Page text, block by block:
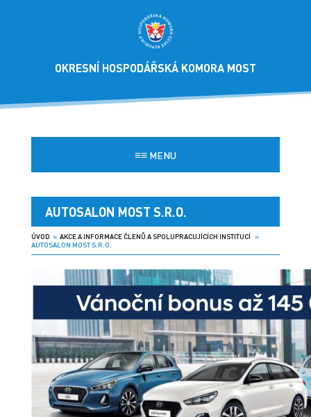
OKRESNÍ HOSPODÁŘSKÁ KOMORA MOST
≡≡MENU
AUTOSALON MOST S.R.O.
ÚVOD » AKCE A INFORMACE ČLENŮ A SPOLUPRACUJÍCÍCH INSTITUCÍ»
AUTOSALON MOST S.R.O.